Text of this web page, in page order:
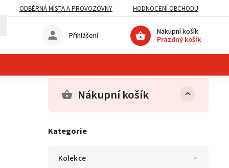
ODBĚRNÁ MÍSTA A PROVOZOVNY HODNOCENÍ OBCHODU
Nákupní košík
Prázdný košík
Přihlášení
Nákupní košík
Kategorie
Kolekce